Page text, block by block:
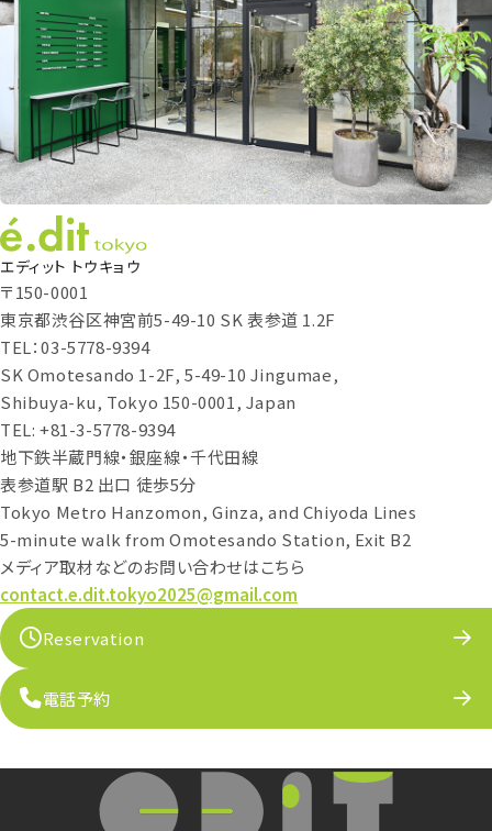
エディット トウキョウ
〒150-0001
東京都渋谷区神宮前5-49-10 SK 表参道 1.2F
TEL：03-5778-9394
SK Omotesando 1-2F, 5-49-10 Jingumae,
Shibuya-ku, Tokyo 150-0001, Japan
TEL: +81-3-5778-9394
地下鉄半蔵門線・銀座線・千代田線
表参道駅 B2 出口 徒歩5分
Tokyo Metro Hanzomon, Ginza, and Chiyoda Lines
5-minute walk from Omotesando Station, Exit B2
メディア取材などのお問い合わせはこちら
contact.e.dit.tokyo2025@gmail.com
Reservation
電話予約